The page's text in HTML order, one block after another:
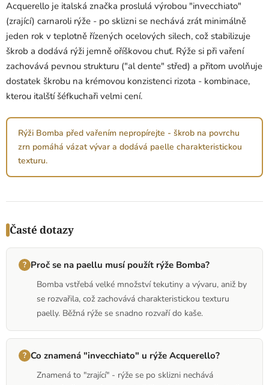
Acquerello je italská značka proslulá výrobou "invecchiato"
(zrající) carnaroli rýže - po sklizni se nechává zrát minimálně
jeden rok v teplotně řízených ocelových silech, což stabilizuje
škrob a dodává rýži jemně oříškovou chuť. Rýže si při vaření
zachovává pevnou strukturu ("al dente" střed) a přitom uvolňuje
dostatek škrobu na krémovou konzistenci rizota - kombinace,
kterou italští šéfkuchaři velmi cení.
Rýži Bomba před vařením nepropírejte - škrob na povrchu
zrn pomáhá vázat vývar a dodává paelle charakteristickou
texturu.
Časté dotazy
Proč se na paellu musí použít rýže Bomba?
Bomba vstřebá velké množství tekutiny a vývaru, aniž by
se rozvařila, což zachovává charakteristickou texturu
paelly. Běžná rýže se snadno rozvaří do kaše.
Co znamená "invecchiato" u rýže Acquerello?
Znamená to "zrající" - rýže se po sklizni nechává